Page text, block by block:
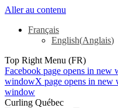
Aller au contenu
Français
English(Anglais)
Top Right Menu (FR)
Facebook page opens in new
windowX page opens in new
window
Curling Québec